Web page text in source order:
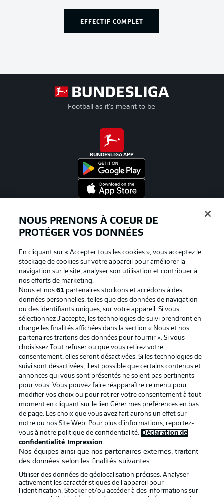
EFFECTIF COMPLET
Football as it's meant to be
BUNDESLIGA APP
La publicité Conditions d’utilisation des
Mentions Légales Gérer mes préférences
Déclaration de
confidentialité
Diffuseurs
Travaux Contact
Impression Joueurs
NOUS PRENONS À COEUR DE
PROTÉGER VOS DONNÉES
En cliquant sur « Accepter tous les cookies », vous acceptez le
stockage de cookies sur votre appareil pour améliorer la
navigation sur le site, analyser son utilisation et contribuer à
nos efforts de marketing.
Nous et nos61 partenaires stockons et accédons à des
données personnelles, telles que des données de navigation
ou des identifiants uniques, sur votre appareil. Si vous
sélectionnez J'accepte, les technologies de suivi prendront en
charge les finalités affichées dans la section « Nous et nos
partenaires traitons des données pour fournir ». Si vous
choisissez Tout refuser ou que vous retirez votre
consentement, elles seront désactivées. Si les technologies de
suivi sont désactivées, il est possible que certains contenus et
annonces qui vous sont présentés ne soient pas pertinents
pour vous. Vous pouvez faire réapparaître ce menu pour
modifier vos choix ou pour retirer votre consentement à tout
moment en cliquant sur le lien Gérer mes préférences en bas
de page. Les choix que vous avez fait aurons un effet sur
notre ou nos Site Web. Pour plus d’informations, reportez-
vous à notre politique de confidentialité.
Déclaration de
confidentialité
Impression
Nos équipes ainsi que nos partenaires externes, traitent
des données selon les finalités suivantes :
Utiliser des données de géolocalisation précises. Analyser
activement les caractéristiques de l’appareil pour
l’identification. Stocker et/ou accéder à des informations sur